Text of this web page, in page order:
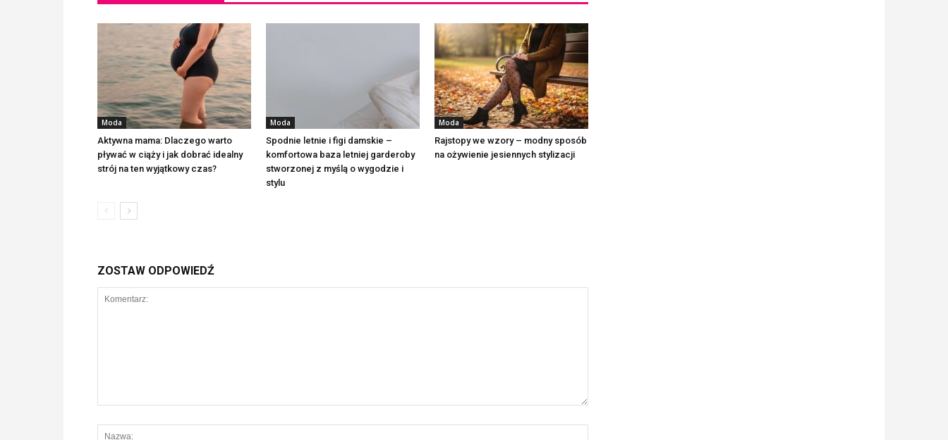
Moda
Aktywna mama: Dlaczego warto
pływać w ciąży i jak dobrać idealny
strój na ten wyjątkowy czas?
Moda
Spodnie letnie i figi damskie –
komfortowa baza letniej garderoby
stworzonej z myślą o wygodzie i
stylu
Moda
Rajstopy we wzory – modny sposób
na ożywienie jesiennych stylizacji
ZOSTAW ODPOWIEDŹ